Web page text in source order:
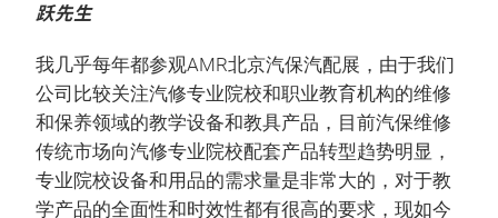
跃先生
我几乎每年都参观AMR北京汽保汽配展，由于我们
公司比较关注汽修专业院校和职业教育机构的维修
和保养领域的教学设备和教具产品，目前汽保维修
传统市场向汽修专业院校配套产品转型趋势明显，
专业院校设备和用品的需求量是非常大的，对于教
学产品的全面性和时效性都有很高的要求，现如今